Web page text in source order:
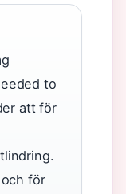
to
att för
och för